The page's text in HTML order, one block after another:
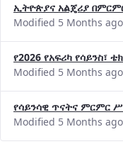
ኢትዮጵያና አልጄሪያ
Modified 5 Months
የ2026 የአፍሪካ
Modified 5 Months
የሳይንሳዊ ጥናትና ምርምር
Modified 5 Months